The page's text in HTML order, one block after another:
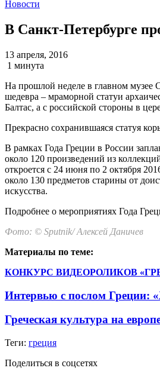
Новости
В Санкт-Петербурге
13 апреля, 2016
1 минута
На прошлой неделе в главном музее
шедевра – мраморной статуи
Балтас, а с российской стороны в
Прекрасно сохранившаяся статуя
В рамках Года Греции в России
около 120 произведений из
откроется с 24 июня по 2 октября
около 130 предметов старины от
искусства.
Подробнее о мероприятиях Года
Фото: © Sputnik/ Алексей Даничев
Материалы по теме:
КОНКУРС ВИДЕОРОЛИКОВ
Интервью с послом Греции:
Греческая культура на
Теги: греция
Поделиться в соцсетях